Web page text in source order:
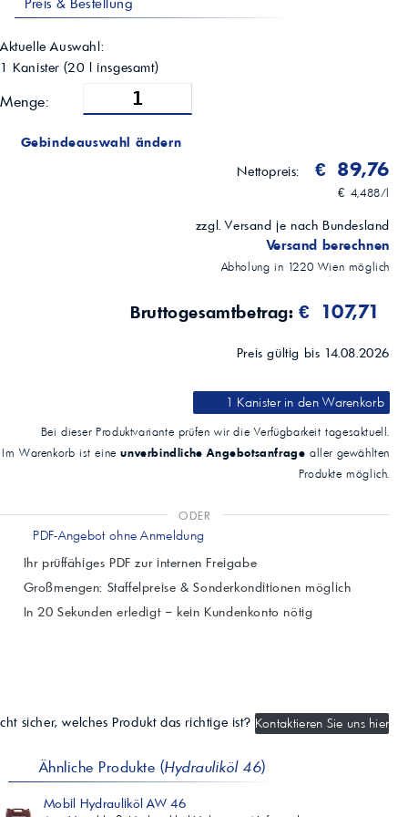
DIN 51524-3; ISO L-HV (ISO 11158:2023)
Denison HF-0/HF-1/HF-2; Eaton I-286-S; Eaton M-2950-S
(viskositätsabhängig)
Anwendungsgebiete
Industriehydraulik; mobile Hydrauliken in Fahrzeugen; Hydraulik in der
Schifffahrt; Systeme mit Zahnrädern/Lagern (milde AW-Anforderungen);
Aktuelle Auswahl:
1 Kanister (20 l insgesamt)
Menge:
Gebindeauswahl ändern
Nettopreis:
€ 89,76
€ 4,488/l
zzgl. Versand je nach Bundesland
Versand berechnen
Abholung in 1220 Wien möglich
Bruttogesamtbetrag:€ 107,71
Preis gültig bis 14.08.2026
1 Kanisterin den Warenkorb
Bei dieser Produktvariante prüfen wir die Verfügbarkeit tagesaktuell.
Im Warenkorb ist eineunverbindliche Angebotsanfrage aller gewählten
Produkte möglich.
ODER
PDF-Angebot ohne Anmeldung
Ihr prüffähiges PDF zur internen Freigabe
Großmengen: Staffelpreise & Sonderkonditionen möglich
In 20 Sekunden erledigt – kein Kundenkonto nötig
sicher, welches Produkt das richtige ist? Kontaktieren Sie uns hier
Ähnliche Produkte (Hydrauliköl 46)
Mobil Hydrauliköl AW 46